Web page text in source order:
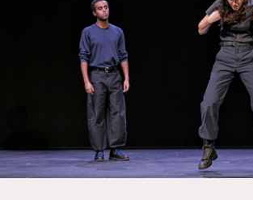
sovrastrutture imposte da cultura,
ambiente? La parola latina
“abito” ma anche “modo di
punto di partenza per un’indagine
come spazio di scelta e
il proprio corpo con autenticità
gesto politico e poetico, un
nella creazione di un abito,